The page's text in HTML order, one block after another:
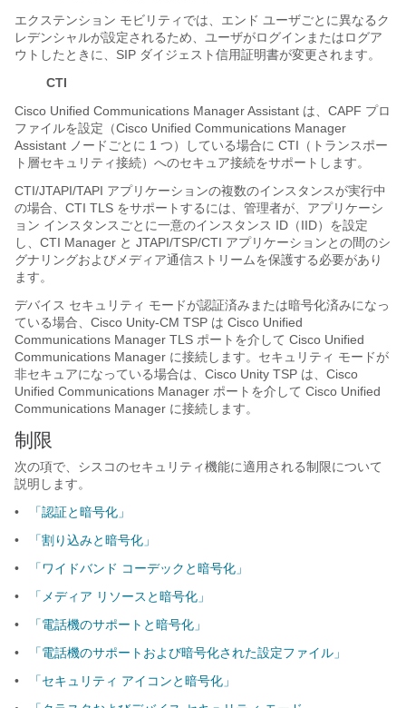
エクステンション モビリティでは、エンド ユーザごとに異なるク
レデンシャルが設定されるため、ユーザがログインまたはログア
ウトしたときに、SIP ダイジェスト信用証明書が変更されます。
CTI
Cisco Unified Communications Manager Assistant は、CAPF プロ
ファイルを設定（Cisco Unified Communications Manager
Assistant ノードごとに 1 つ）している場合に CTI（トランスポー
ト層セキュリティ接続）へのセキュア接続をサポートします。
CTI/JTAPI/TAPI アプリケーションの複数のインスタンスが実行中
の場合、CTI TLS をサポートするには、管理者が、アプリケーシ
ョン インスタンスごとに一意のインスタンス ID（IID）を設定
し、CTI Manager と JTAPI/TSP/CTI アプリケーションとの間のシ
グナリングおよびメディア通信ストリームを保護する必要があり
ます。
デバイス セキュリティ モードが認証済みまたは暗号化済みになっ
ている場合、Cisco Unity-CM TSP は Cisco Unified
Communications Manager TLS ポートを介して Cisco Unified
Communications Manager に接続します。セキュリティ モードが
非セキュアになっている場合は、Cisco Unity TSP は、Cisco
Unified Communications Manager ポートを介して Cisco Unified
Communications Manager に接続します。
制限
次の項で、シスコのセキュリティ機能に適用される制限について
説明します。
•
「認証と暗号化」
•
「割り込みと暗号化」
•
「ワイドバンド コーデックと暗号化」
•
「メディア リソースと暗号化」
•
「電話機のサポートと暗号化」
•
「電話機のサポートおよび暗号化された設定ファイル」
•
「セキュリティ アイコンと暗号化」